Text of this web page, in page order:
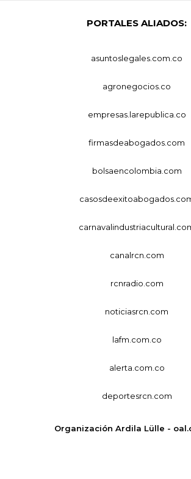
PORTALES ALIADOS:
asuntoslegales.com.co
agronegocios.co
empresas.larepublica.co
firmasdeabogados.com
bolsaencolombia.com
canalrcn.com
rcnradio.com
noticiasrcn.com
lafm.com.co
alerta.com.co
deportesrcn.com
Organización Ardila Lülle -